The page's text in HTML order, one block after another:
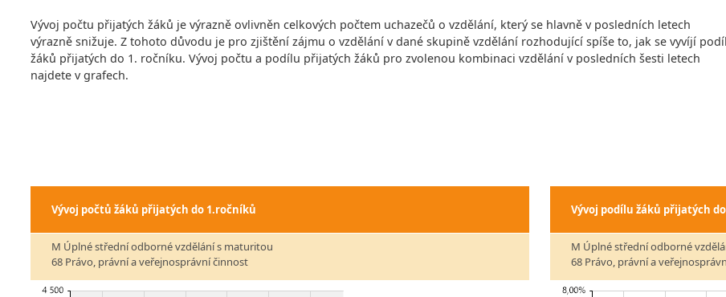
Vývoj počtu přijatých žáků je výrazně ovlivněn celkových počtem uchazečů o vzdělání, který se hlavně v posledních letech
výrazně snižuje. Z tohoto důvodu je pro zjištění zájmu o vzdělání v dané skupině vzdělání rozhodující spíše to, jak se vyvíjí podíl
žáků přijatých do 1. ročníku. Vývoj počtu a podílu přijatých žáků pro zvolenou kombinaci vzdělání v posledních šesti letech
najdete v grafech.
Vývoj počtů žáků přijatých do 1.ročníků
M Úplné střední odborné vzdělání s maturitou
68 Právo, právní a veřejnosprávní činnost
Vývoj podílu žáků přijatých
M Úplné střední odborné
68 Právo, právní a